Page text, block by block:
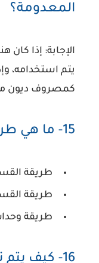
المعدومة؟
الإجابة: إذا
يتم استخدامه،
كمصروف ديون
15- ما هي طرق إهلاك الأصول الثابتة؟
طريقة
طريقة
طريقة